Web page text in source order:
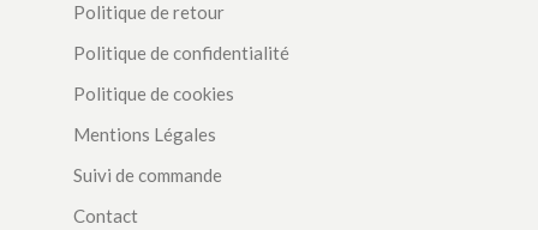
Politique de retour
Politique de confidentialité
Politique de cookies
Mentions Légales
Suivi de commande
Contact